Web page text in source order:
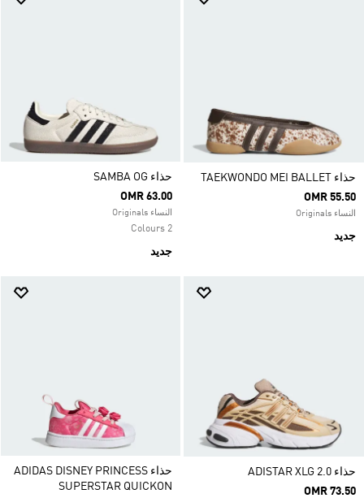
حذاء TAEKWONDO MEI BALLET
OMR 55.50
النساء Originals
جديد
حذاء SAMBA OG
OMR 63.00
النساء Originals
2 Colours
جديد
حذاء ADISTAR XLG 2.0
OMR 73.50
حذاء ADIDAS DISNEY PRINCESS
SUPERSTAR QUICKON